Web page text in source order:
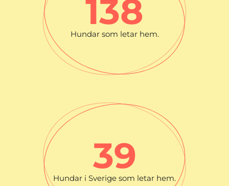
Hundar som letar hem.
138
Hundar i Sverige som letar hem.
39